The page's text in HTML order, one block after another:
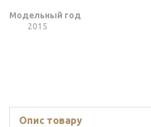
Модельный год
2015
Опис товару